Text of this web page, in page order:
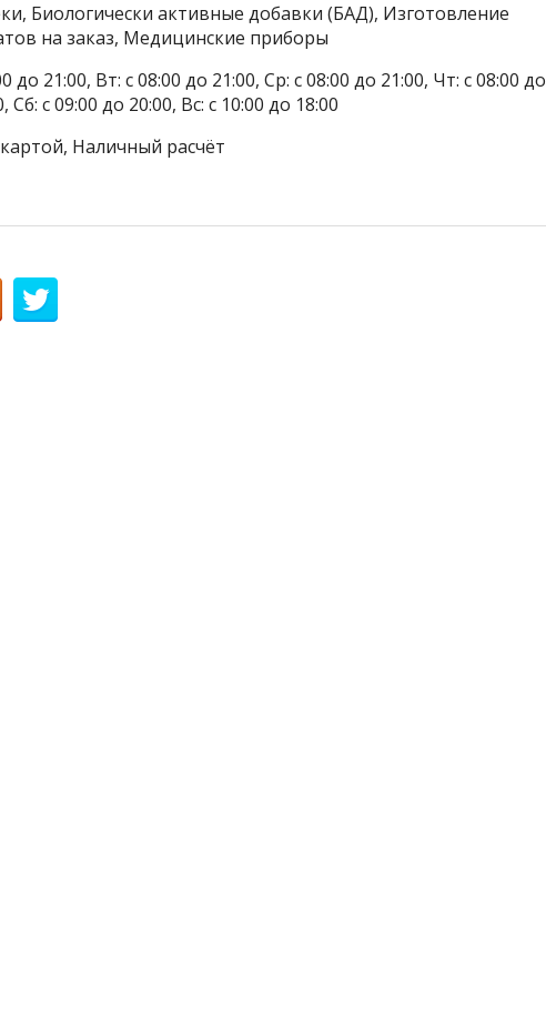
Биологически активные добавки (БАД), Изготовление
на заказ, Медицинские приборы
21:00, Вт: с 08:00 до 21:00, Ср: с 08:00 до 21:00, Чт: с 08:00 до
Сб: с 09:00 до 20:00, Вс: с 10:00 до 18:00
Наличный расчёт